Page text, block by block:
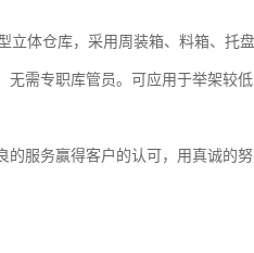
立体仓库，采用周装箱、料箱、托
无需专职库管员。可应用于举架较
的服务赢得客户的认可，用真诚的